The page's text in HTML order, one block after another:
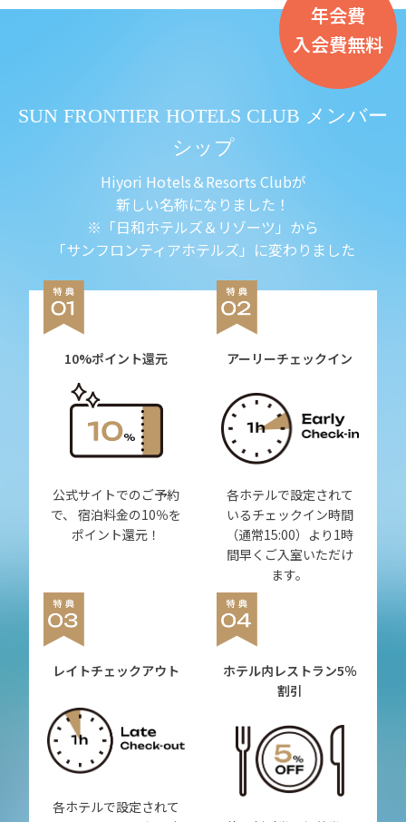
年会費
入会費無料
SUN FRONTIER HOTELS CLUB メンバー
シップ
Hiyori Hotels＆Resorts Clubが
新しい名称になりました！
※「日和ホテルズ＆リゾーツ」から
「サンフロンティアホテルズ」に変わりました
10%ポイント還元
公式サイトでのご予約
で、 宿泊料金の10％を
ポイント還元！
アーリーチェックイン
各ホテルで設定されて
いるチェックイン時間
（通常15:00）より1時
間早くご入室いただけ
ます。
レイトチェックアウト
各ホテルで設定されて
ホテル内レストラン5％
割引